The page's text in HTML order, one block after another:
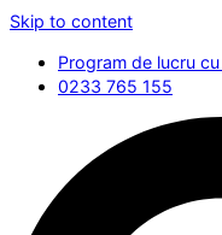
Skip to content
Program de lucru
0233 765 155